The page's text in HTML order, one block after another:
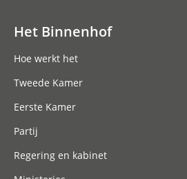
Het Binnenhof
Hoe werkt het
Tweede Kamer
Eerste Kamer
Partij
Regering en kabinet